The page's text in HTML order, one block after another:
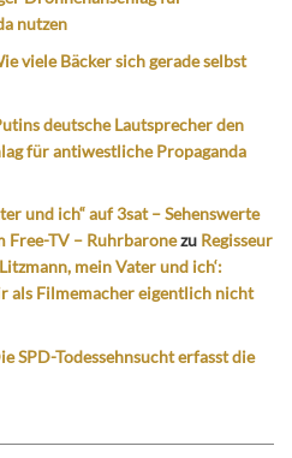
nutzen
viele Bäcker sich gerade selbst
deutsche Lautsprecher den
für antiwestliche Propaganda
und ich“ auf 3sat – Sehenswerte
Free-TV – Ruhrbaronezu Regisseur
mein Vater und ich‘:
als Filmemacher eigentlich nicht
SPD-Todessehnsucht erfasst die